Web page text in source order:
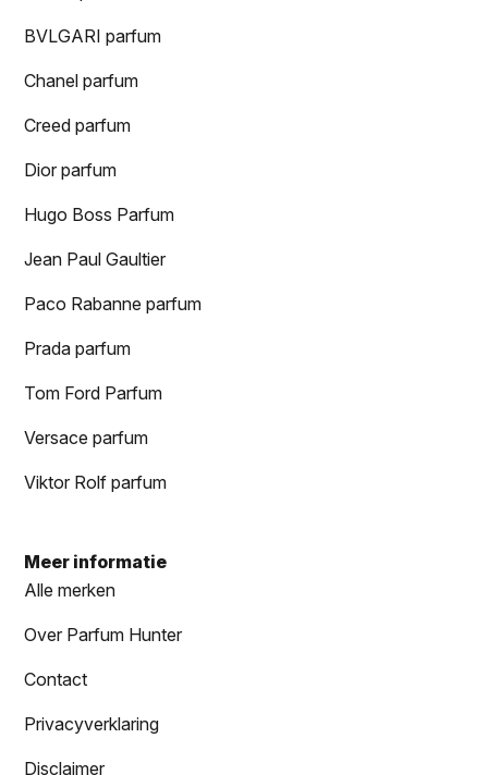
BVLGARI parfum
Chanel parfum
Creed parfum
Dior parfum
Hugo Boss Parfum
Jean Paul Gaultier
Paco Rabanne parfum
Prada parfum
Tom Ford Parfum
Versace parfum
Viktor Rolf parfum
Meer informatie
Alle merken
Over Parfum Hunter
Contact
Privacyverklaring
Disclaimer